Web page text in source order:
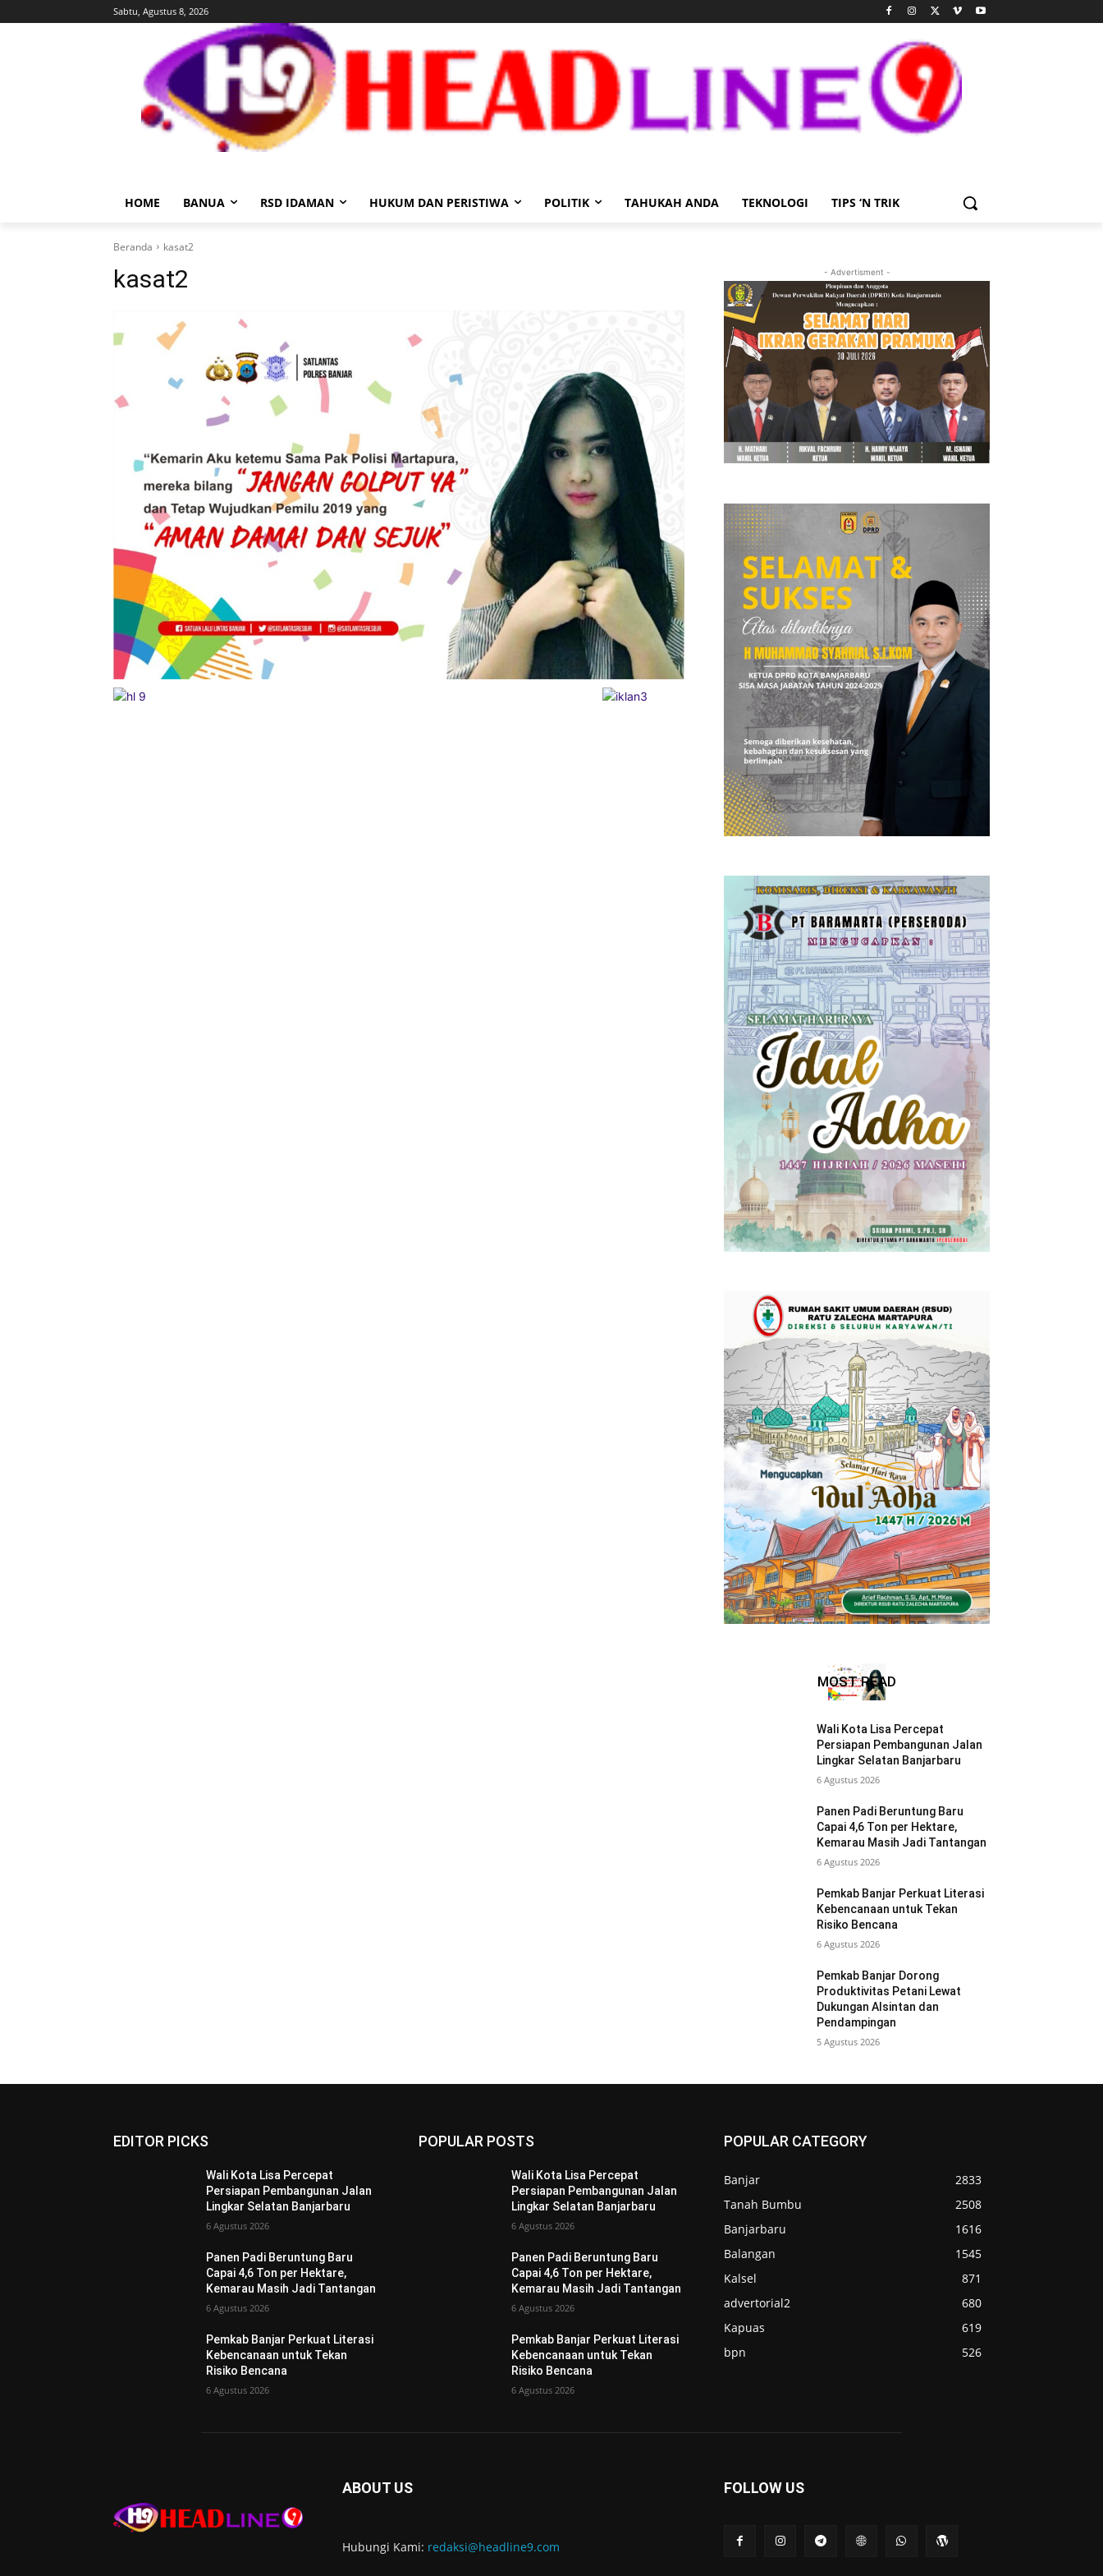
Sabtu, Agustus 8, 2026
HOME BANUA RSD IDAMAN HUKUM DAN PERISTIWA POLITIK TAHUKAH ANDA TEKNOLOGI TIPS ‘N TRIK
Beranda kasat2
kasat2 - Advertisment -
MOST READ
Wali Kota Lisa Percepat
Persiapan Pembangunan Jalan
Lingkar Selatan Banjarbaru
6 Agustus 2026
Panen Padi Beruntung Baru
Capai 4,6 Ton per Hektare,
Kemarau Masih Jadi Tantangan
6 Agustus 2026
Pemkab Banjar Perkuat Literasi
Kebencanaan untuk Tekan
Risiko Bencana
6 Agustus 2026
Pemkab Banjar Dorong
Produktivitas Petani Lewat
Dukungan Alsintan dan
Pendampingan
5 Agustus 2026
EDITOR PICKS
Wali Kota Lisa Percepat
Persiapan Pembangunan Jalan
Lingkar Selatan Banjarbaru
6 Agustus 2026
Panen Padi Beruntung Baru
Capai 4,6 Ton per Hektare,
Kemarau Masih Jadi Tantangan
6 Agustus 2026
Pemkab Banjar Perkuat Literasi
Kebencanaan untuk Tekan
Risiko Bencana
6 Agustus 2026
POPULAR POSTS
Wali Kota Lisa Percepat
Persiapan Pembangunan Jalan
Lingkar Selatan Banjarbaru
6 Agustus 2026
Panen Padi Beruntung Baru
Capai 4,6 Ton per Hektare,
Kemarau Masih Jadi Tantangan
6 Agustus 2026
Pemkab Banjar Perkuat Literasi
Kebencanaan untuk Tekan
Risiko Bencana
6 Agustus 2026
POPULAR CATEGORY
Banjar
2833
Tanah Bumbu
2508
Banjarbaru
1616
Balangan
1545
Kalsel
871
advertorial2
680
Kapuas
619
bpn
526
ABOUT US
Hubungi Kami: redaksi@headline9.com
FOLLOW US